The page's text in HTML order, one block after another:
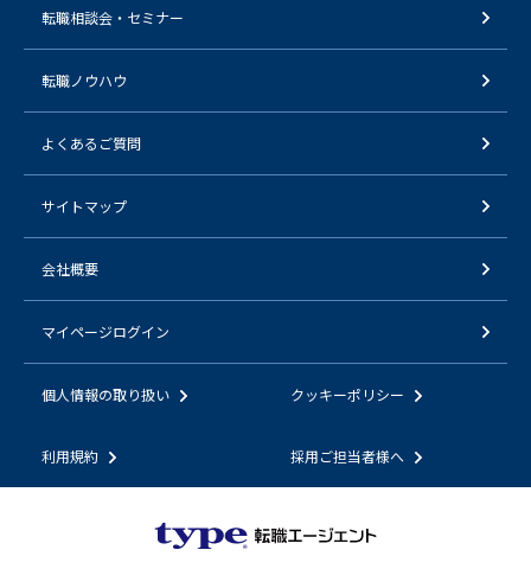
転職相談会・セミナー
転職ノウハウ
よくあるご質問
サイトマップ
会社概要
マイページログイン
個人情報の取り扱い クッキーポリシー
利用規約 採用ご担当者様へ